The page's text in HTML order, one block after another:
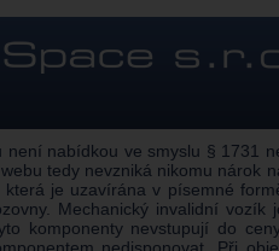
nabídkou ve smyslu § 1731
tedy nevzniká nikomu nárok
je uzavírána v písemné
Mechanický invalidní
komponenty nevstupují do